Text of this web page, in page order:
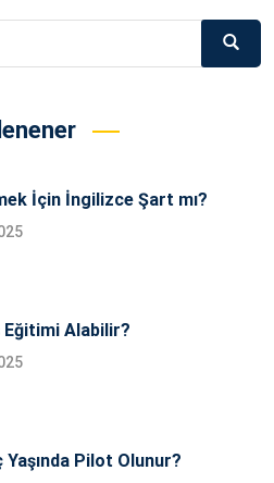
İçin İngilizce Şart mı?
Eğitimi Alabilir?
Yaşında Pilot Olunur?